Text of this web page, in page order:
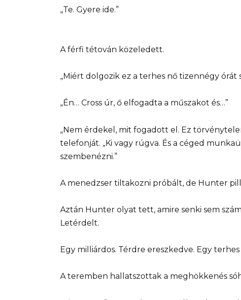
„Te. Gyere ide.”
A férfi tétován közeledett.
„Miért dolgozik ez a terhes nő tizennégy órát
„Én… Cross úr, ő elfogadta a műszakot és…”
„Nem érdekel, mit fogadott el. Ez
telefonját. „Ki vagy rúgva. És a céged
szembenézni.”
A menedzser tiltakozni próbált, de Hunter
Aztán Hunter olyat tett, amire senki sem
Letérdelt.
Egy milliárdos. Térdre ereszkedve. Egy
A teremben hallatszottak a meghökkenés